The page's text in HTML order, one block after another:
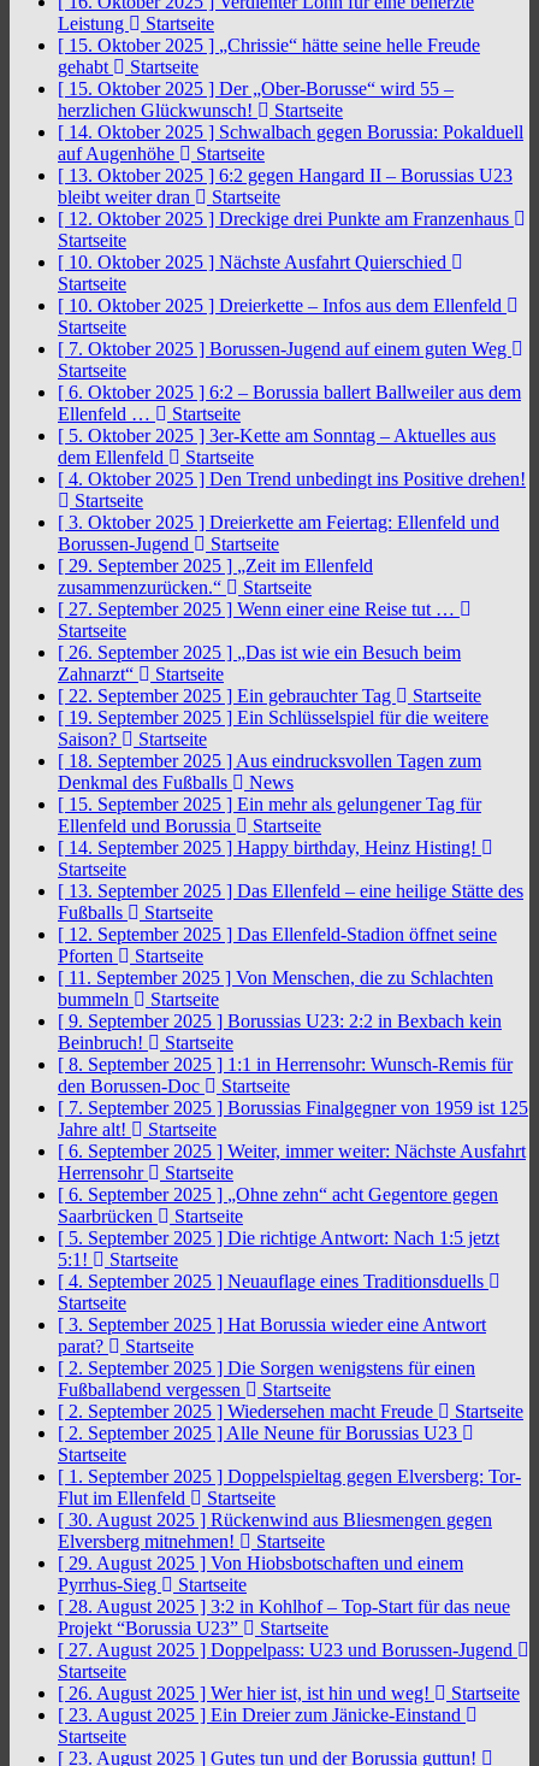
Leistung
Startseite
[ 15. Oktober 2025 ] „Chrissie“ hätte seine helle Freude
gehabt
Startseite
[ 15. Oktober 2025 ] Der „Ober-Borusse“ wird 55 –
herzlichen Glückwunsch!
Startseite
[ 14. Oktober 2025 ] Schwalbach gegen Borussia: Pokalduell
auf Augenhöhe
Startseite
[ 13. Oktober 2025 ] 6:2 gegen Hangard II – Borussias U23
bleibt weiter dran
Startseite
[ 12. Oktober 2025 ] Dreckige drei Punkte am Franzenhaus
Startseite
[ 10. Oktober 2025 ] Nächste Ausfahrt Quierschied
Startseite
[ 10. Oktober 2025 ] Dreierkette – Infos aus dem Ellenfeld
Startseite
[ 7. Oktober 2025 ] Borussen-Jugend auf einem guten Weg
Startseite
[ 6. Oktober 2025 ] 6:2 – Borussia ballert Ballweiler aus dem
Ellenfeld …
Startseite
[ 5. Oktober 2025 ] 3er-Kette am Sonntag – Aktuelles aus
dem Ellenfeld
Startseite
[ 4. Oktober 2025 ] Den Trend unbedingt ins Positive drehen!
Startseite
[ 3. Oktober 2025 ] Dreierkette am Feiertag: Ellenfeld und
Borussen-Jugend
Startseite
[ 29. September 2025 ] „Zeit im Ellenfeld
zusammenzurücken.“
Startseite
[ 27. September 2025 ] Wenn einer eine Reise tut …
Startseite
[ 26. September 2025 ] „Das ist wie ein Besuch beim
Zahnarzt“
Startseite
[ 22. September 2025 ] Ein gebrauchter Tag
Startseite
[ 19. September 2025 ] Ein Schlüsselspiel für die weitere
Saison?
Startseite
[ 18. September 2025 ] Aus eindrucksvollen Tagen zum
Denkmal des Fußballs
News
[ 15. September 2025 ] Ein mehr als gelungener Tag für
Ellenfeld und Borussia
Startseite
[ 14. September 2025 ] Happy birthday, Heinz Histing!
Startseite
[ 13. September 2025 ] Das Ellenfeld – eine heilige Stätte des
Fußballs
Startseite
[ 12. September 2025 ] Das Ellenfeld-Stadion öffnet seine
Pforten
Startseite
[ 11. September 2025 ] Von Menschen, die zu Schlachten
bummeln
Startseite
[ 9. September 2025 ] Borussias U23: 2:2 in Bexbach kein
Beinbruch!
Startseite
[ 8. September 2025 ] 1:1 in Herrensohr: Wunsch-Remis für
den Borussen-Doc
Startseite
[ 7. September 2025 ] Borussias Finalgegner von 1959 ist 125
Jahre alt!
Startseite
[ 6. September 2025 ] Weiter, immer weiter: Nächste Ausfahrt
Herrensohr
Startseite
[ 6. September 2025 ] „Ohne zehn“ acht Gegentore gegen
Saarbrücken
Startseite
[ 5. September 2025 ] Die richtige Antwort: Nach 1:5 jetzt
5:1!
Startseite
[ 4. September 2025 ] Neuauflage eines Traditionsduells
Startseite
[ 3. September 2025 ] Hat Borussia wieder eine Antwort
parat?
Startseite
[ 2. September 2025 ] Die Sorgen wenigstens für einen
Fußballabend vergessen
Startseite
[ 2. September 2025 ] Wiedersehen macht Freude
Startseite
[ 2. September 2025 ] Alle Neune für Borussias U23
Startseite
[ 1. September 2025 ] Doppelspieltag gegen Elversberg: Tor-
Flut im Ellenfeld
Startseite
[ 30. August 2025 ] Rückenwind aus Bliesmengen gegen
Elversberg mitnehmen!
Startseite
[ 29. August 2025 ] Von Hiobsbotschaften und einem
Pyrrhus-Sieg
Startseite
[ 28. August 2025 ] 3:2 in Kohlhof – Top-Start für das neue
Projekt “Borussia U23”
Startseite
[ 27. August 2025 ] Doppelpass: U23 und Borussen-Jugend
Startseite
[ 26. August 2025 ] Wer hier ist, ist hin und weg!
Startseite
[ 23. August 2025 ] Ein Dreier zum Jänicke-Einstand
Startseite
[ 23. August 2025 ] Gutes tun und der Borussia guttun!